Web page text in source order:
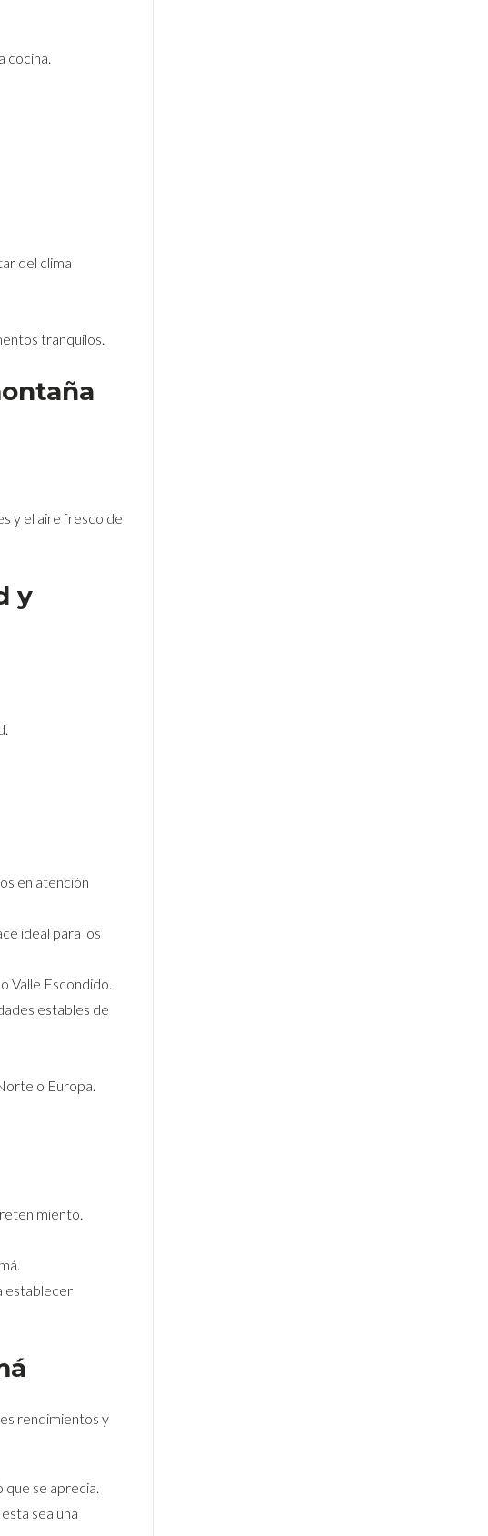
cocina.
del clima
tranquilos.
y el aire fresco de
y
en atención
ideal para los
Valle Escondido.
estables de
o Europa.
establecer
rendimientos y
que se aprecia.
sea una